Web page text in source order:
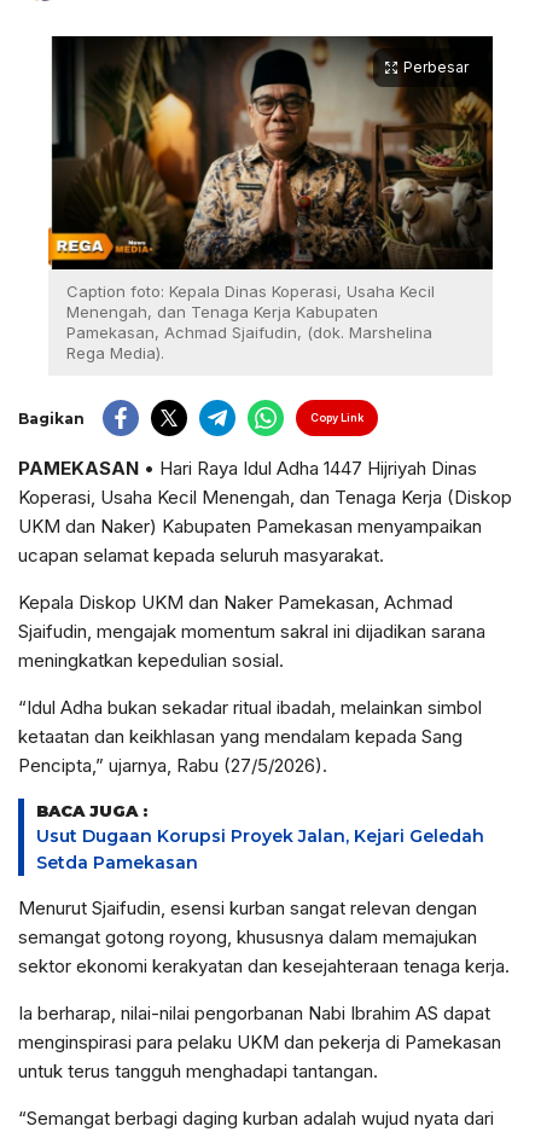
Perbesar
Caption foto: Kepala Dinas Koperasi, Usaha Kecil
Menengah, dan Tenaga Kerja Kabupaten
Pamekasan, Achmad Sjaifudin, (dok. Marshelina
Rega Media).
Bagikan Copy Link
PAMEKASAN • Hari Raya Idul Adha 1447 Hijriyah Dinas
Koperasi, Usaha Kecil Menengah, dan Tenaga Kerja (Diskop
UKM dan Naker) Kabupaten Pamekasan menyampaikan
ucapan selamat kepada seluruh masyarakat.
Kepala Diskop UKM dan Naker Pamekasan, Achmad
Sjaifudin, mengajak momentum sakral ini dijadikan sarana
meningkatkan kepedulian sosial.
“Idul Adha bukan sekadar ritual ibadah, melainkan simbol
ketaatan dan keikhlasan yang mendalam kepada Sang
Pencipta,” ujarnya, Rabu (27/5/2026).
BACA JUGA :
Usut Dugaan Korupsi Proyek Jalan, Kejari Geledah
Setda Pamekasan
Menurut Sjaifudin, esensi kurban sangat relevan dengan
semangat gotong royong, khususnya dalam memajukan
sektor ekonomi kerakyatan dan kesejahteraan tenaga kerja.
Ia berharap, nilai-nilai pengorbanan Nabi Ibrahim AS dapat
menginspirasi para pelaku UKM dan pekerja di Pamekasan
untuk terus tangguh menghadapi tantangan.
“Semangat berbagi daging kurban adalah wujud nyata dari